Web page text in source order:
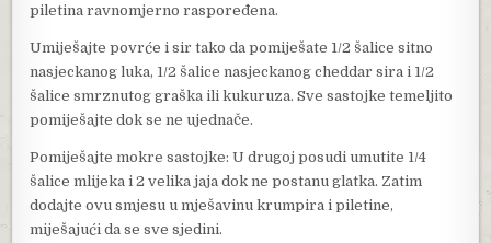
piletina ravnomjerno raspoređena.
Umiješajte povrće i sir tako da pomiješate 1/2 šalice sitno
nasjeckanog luka, 1/2 šalice nasjeckanog cheddar sira i 1/2
šalice smrznutog graška ili kukuruza. Sve sastojke temeljito
pomiješajte dok se ne ujednače.
Pomiješajte mokre sastojke: U drugoj posudi umutite 1/4
šalice mlijeka i 2 velika jaja dok ne postanu glatka. Zatim
dodajte ovu smjesu u mješavinu krumpira i piletine,
miješajući da se sve sjedini.